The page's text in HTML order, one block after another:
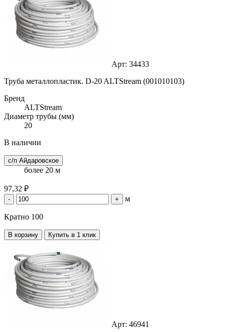
Арт: 34433
Труба металлопластик. D-20 ALTStream (001010103)
Бренд
ALTStream
Диаметр трубы (мм)
20
В наличии
с/п Айдаровское
более 20 м
97,32 ₽
- + м
Кратно 100
В корзину Купить в 1 клик
Арт: 46941